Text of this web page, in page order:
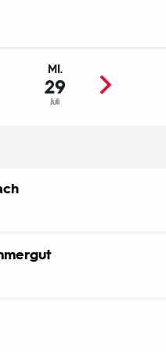
MI.
29
Juli
denen die große
hinter ihre Gemäuer.
Burgen und Schlösser vom
Kleinode.